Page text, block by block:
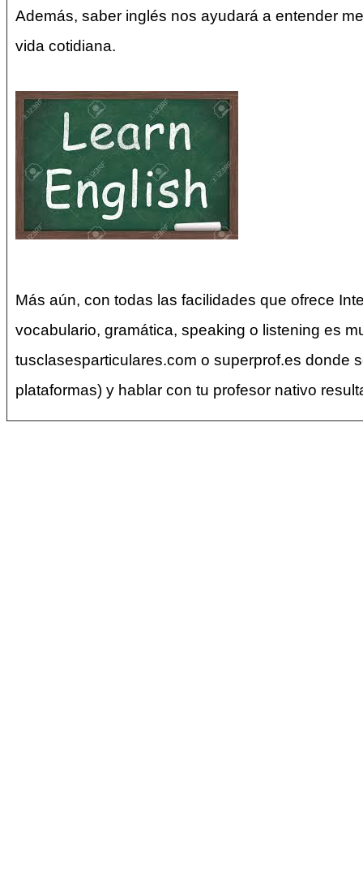
Además, saber inglés nos ayudará a entender
vida cotidiana.
Más aún, con todas las facilidades que ofrece
vocabulario, gramática, speaking o listening es
tusclasesparticulares.com o superprof.es donde
plataformas) y hablar con tu profesor nativo